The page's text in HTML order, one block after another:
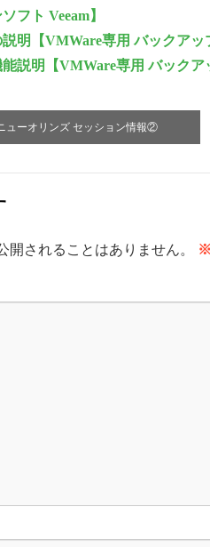
フト Veeam】
明【VMWare専用 バックアッ
説明【VMWare専用 バックア
ューオリンズ セッション情報②
開されることはありません。 ※